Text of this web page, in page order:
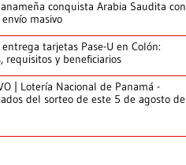
conquista Arabia Saudita con
masivo
tarjetas Pase-U en Colón:
requisitos y beneficiarios
| Lotería Nacional de Panamá -
del sorteo de este 5 de agosto de